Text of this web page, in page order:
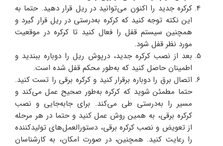
کرکره جدید را اکنون می‌توانید در ریل قرار دهید. حتما به
این نکته توجه کنید که کرکره به‌درستی در ریل قرار گیرد و
همچنین سیستم قفل را فعال کنید تا کرکره در موقعیت
مورد نظر قفل شود.
بعد از نصب کرکره جدید، درپوش ریل را دوباره ببندید و
اطمینان حاصل کنید که به‌طور محکم قفل شده است.
اتصال برق را دوباره برقرار کنید و کرکره برقی را تست کنید.
حتما مطمئن شوید که کرکره به‌طور صحیح عمل می‌کند و
مسیر را به‌درستی طی می‌کند. برای جابه‌جایی و نصب
کرکره برقی، به همین روش عمل کنید و حتما در هر مرحله
از تعویض و نصب کرکره برقی، دستورالعمل‌های تولید‌کننده
را رعایت کنید. همچنین، در صورت امکان، به کارشناسان